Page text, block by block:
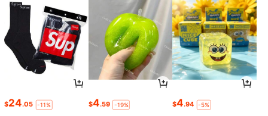
$24.05 -11% $4.59 -19% $4.94 -5%